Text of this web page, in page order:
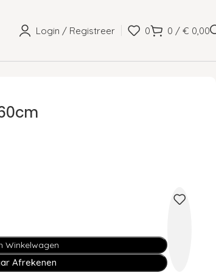
Login / Registreer 0 0 / € 0,00
Winkelwagen
Afrekenen